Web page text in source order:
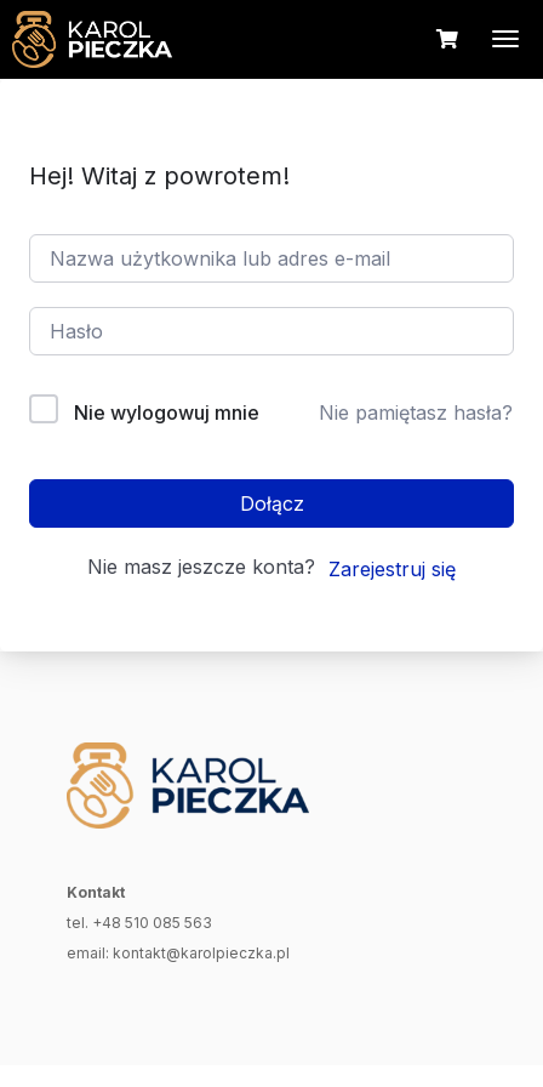
Hej! Witaj z powrotem!
Nie wylogowuj mnie Nie pamiętasz hasła?
Dołącz
Nie masz jeszcze konta? Zarejestruj się
Kontakt
tel. +48 510 085 563
email: kontakt@karolpieczka.pl